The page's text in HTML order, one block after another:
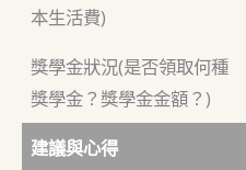
本生活費)
獎學金狀況(是否領取何種
獎學金？獎學金金額？)
建議與心得